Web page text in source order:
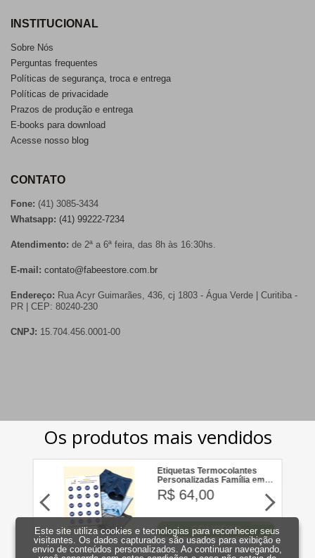
INSTITUCIONAL
Sobre Nós
Perguntas frequentes
Políticas de segurança, troca e entrega
Políticas de privacidade
Prazos de produção e entrega
E-books para download
Acesse nosso blog
CONTATO
Fone: (41) 3085-3434
Whatsapp: (41) 99222-7234
Atendimento: de 2ª a 6ª feira, das 8h às 16:30hs.
E-mail: contato@fabeestore.com.br
Endereço: Rua Acyr Guimarães, 436, cj 1803 - Água Verde | Curitiba -
PR | CEP: 80240-230
CNPJ: 15.704.456.0001-00
Este site utiliza cookies e tecnologias para reconhecer seus
visitantes. Os dados capturados são usados para exibição e
envio de conteúdos personalizados. Ao continuar navegando,